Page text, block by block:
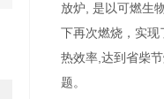
放炉, 是以可燃生
下再次燃烧，实
热效率,达到省柴
题。